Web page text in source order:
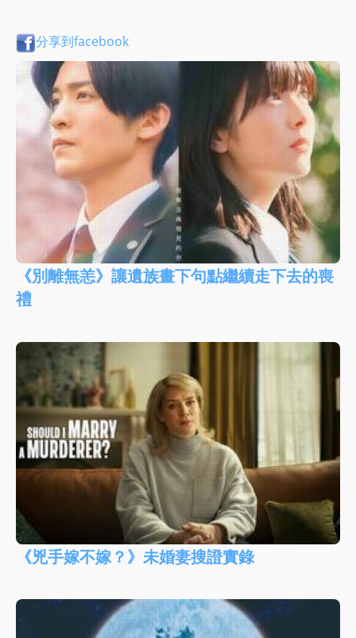
分享到facebook
《別離無恙》讓遺族畫下句點繼續走下去的喪
禮
《兇手嫁不嫁？》未婚妻搜證實錄